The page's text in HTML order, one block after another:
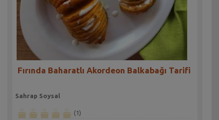
Fırında Baharatlı Akordeon Balkabağı Tarifi
Sahrap Soysal
(1)